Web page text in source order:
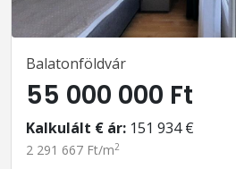
Balatonföldvár
55 000 000 Ft
Kalkulált € ár: 151 934 €
2 291 667 Ft/m2